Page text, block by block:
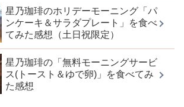
星乃珈琲のホリデーモーニング「パ
ンケーキ＆サラダプレート」を食べ
てみた感想（土日祝限定）
星乃珈琲の「無料モーニングサービ
ス(トースト＆ゆで卵)」を食べてみ
た感想